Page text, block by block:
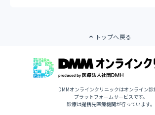
トップへ戻る
DMMオンラインクリニックはオンライン診
プラットフォームサービスです。
診療は提携先医療機関が行っています。